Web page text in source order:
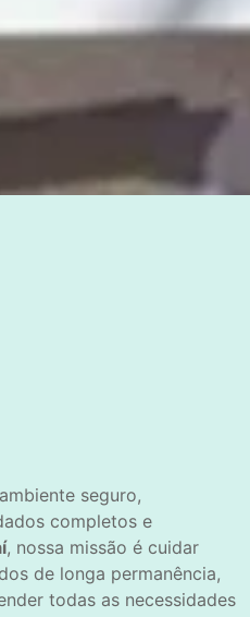
seguro,
completos e
, nossa missão é cuidar
de longa permanência,
todas as necessidades